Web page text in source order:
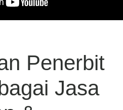
Penerbit
Jasa